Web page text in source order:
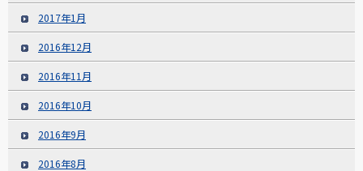
2017年1月
2016年12月
2016年11月
2016年10月
2016年9月
2016年8月